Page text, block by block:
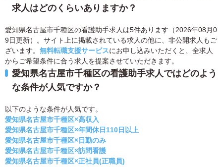
求人はどのくらいありますか？
愛知県名古屋市千種区の看護助手求人は5件あります（2026年08月0
9日更新）。サイト上に掲載されている求人の他に、非公開求人もご
ざいます。 無料転職支援サービスにお申し込みいただくと、全求人
からご希望条件に合う求人を提案させていただきます。
愛知県名古屋市千種区の看護助手求人ではどのよう
な条件が人気ですか？
以下のような条件が人気です。
愛知県名古屋市千種区×高収入
愛知県名古屋市千種区×年間休日110日以上
愛知県名古屋市千種区×日勤のみ
愛知県名古屋市千種区×訪問看護
愛知県名古屋市千種区×正社員(正職員)